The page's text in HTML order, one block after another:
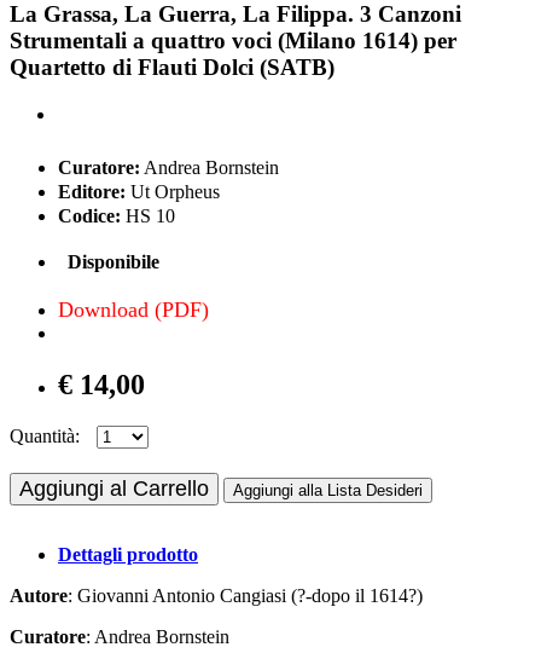
La Grassa, La Guerra, La Filippa. 3 Canzoni
Strumentali a quattro voci (Milano 1614) per
Quartetto di Flauti Dolci (SATB)
Curatore: Andrea Bornstein
Editore: Ut Orpheus
Codice: HS 10
Disponibile
Download (PDF)
€ 14,00
Quantità:
Aggiungi al Carrello Aggiungi alla Lista Desideri
Dettagli prodotto
Autore: Giovanni Antonio Cangiasi (?-dopo il 1614?)
Curatore: Andrea Bornstein